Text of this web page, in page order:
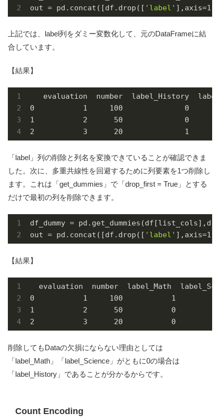
out = pd.concat([df.drop([ 'label' ],axis=1
上記では、label列をダミー変数化して、元のDataFrameに結
合しています。
【結果】
evaluation  number  label_History
0           1     100              0
1           2      50              0
2           3      20              1
「label」列の削除と列名を変換できていることが確認できま
した。次に、多重共線性を回避するために列要素を1つ削除し
ます。これは「get_dummies」で「drop_first = True」とする
だけで最初の列を削除できます。
df_dummy =
out = pd.concat([df.drop([ 'label' ],axis=1
【結果】
evaluation  number  label_Math
0           1     100           1
1           2      50           0
2           3      20           0
削除してもDataの欠損にならない理由としては
「label_Math」「label_Science」がともに0の場合は
「label_History」であることが分かるからです。
Count Encoding